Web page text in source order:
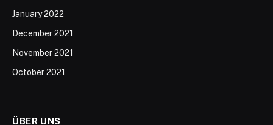
January 2022
December 2021
November 2021
October 2021
ÜBER UNS